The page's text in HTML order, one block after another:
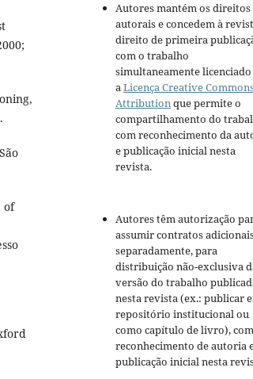
of
Autores mantém os direitos
autorais e concedem à
direito de primeira
com o trabalho
simultaneamente
aLicença Creative
Attributionque permite o
compartilhamento do
com reconhecimento da
e publicação inicial nesta
revista.
Autores têm autorização
assumir contratos
separadamente, para
distribuição não-exclusiva
versão do trabalho
nesta revista (ex.: publicar
repositório institucional ou
como capítulo de livro), com
reconhecimento de autoria
publicação inicial nesta